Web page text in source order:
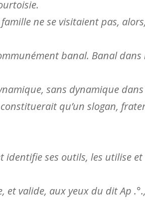
ne se visitaient pas,
banal. Banal dans
sans dynamique dans
qu’un slogan,
identifie ses outils, les utilise
et valide, aux yeux du dit Ap